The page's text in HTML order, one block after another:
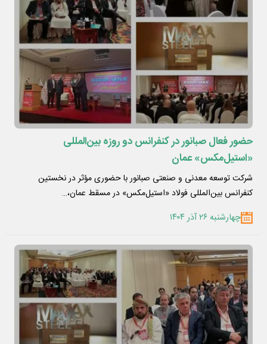
حضور فعال صبانور در کنفرانس دو‌ روزه بین‌المللی
«استیل‌مکس» عمان
شرکت توسعه معدنی و صنعتی صبانور با حضوری مؤثر در نخستین
کنفرانس بین‌المللی فولاد «استیل‌مکس» در مسقط عمان،…
چهارشنبه ۲۶ آذر ۱۴۰۴